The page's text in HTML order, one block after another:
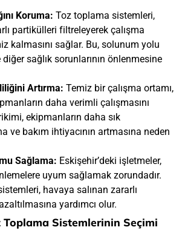
Koruma: Toz toplama sistemleri,
partikülleri filtreleyerek çalışma
kalmasını sağlar. Bu, solunum yolu
diğer sağlık sorunlarının önlenmesine
Artırma: Temiz bir çalışma ortamı,
daha verimli çalışmasını
ekipmanların daha sık
ve bakım ihtiyacının artmasına neden
Sağlama: Eskişehir’deki işletmeler,
uyum sağlamak zorundadır.
havaya salınan zararlı
yardımcı olur.
Toplama Sistemlerinin Seçimi